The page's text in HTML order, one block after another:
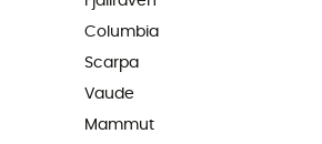
Columbia
Scarpa
Vaude
Mammut